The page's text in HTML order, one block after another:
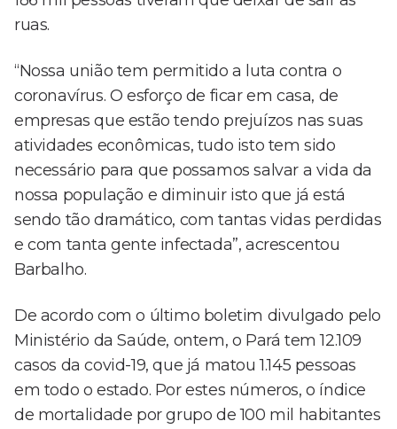
ruas.
“Nossa união tem permitido a luta contra o
coronavírus. O esforço de ficar em casa, de
empresas que estão tendo prejuízos nas suas
atividades econômicas, tudo isto tem sido
necessário para que possamos salvar a vida da
nossa população e diminuir isto que já está
sendo tão dramático, com tantas vidas perdidas
e com tanta gente infectada”, acrescentou
Barbalho.
De acordo com o último boletim divulgado pelo
Ministério da Saúde, ontem, o Pará tem 12.109
casos da covid-19, que já matou 1.145 pessoas
em todo o estado. Por estes números, o índice
de mortalidade por grupo de 100 mil habitantes